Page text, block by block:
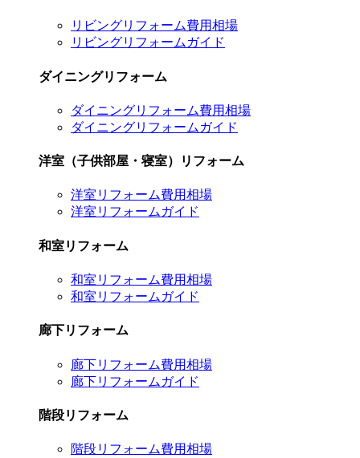
リビングリフォーム費用相場
リビングリフォームガイド
ダイニングリフォーム
ダイニングリフォーム費用相場
ダイニングリフォームガイド
洋室（子供部屋・寝室）リフォーム
洋室リフォーム費用相場
洋室リフォームガイド
和室リフォーム
和室リフォーム費用相場
和室リフォームガイド
廊下リフォーム
廊下リフォーム費用相場
廊下リフォームガイド
階段リフォーム
階段リフォーム費用相場